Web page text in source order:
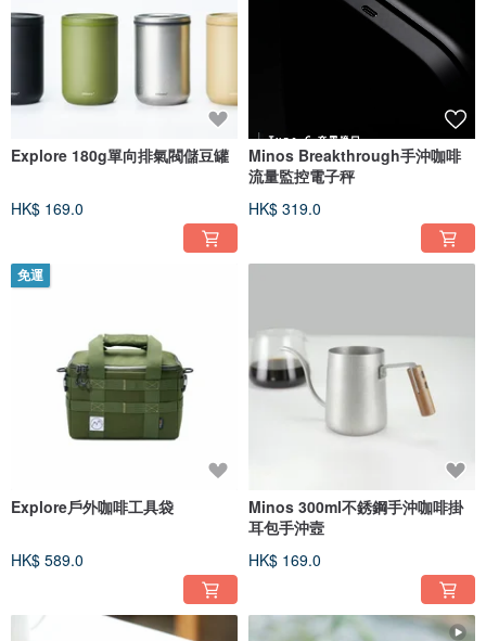
Explore 180g單向排氣閥儲豆罐
HK$ 169.0
Minos Breakthrough手沖咖啡
流量監控電子秤
HK$ 319.0
免運
Explore戶外咖啡工具袋
HK$ 589.0
Minos 300ml不銹鋼手沖咖啡掛
耳包手沖壼
HK$ 169.0